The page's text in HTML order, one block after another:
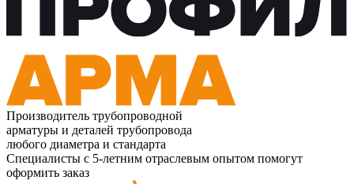
Производитель трубопроводной
арматуры и деталей трубопровода
любого диаметра и стандарта
Специалисты с 5-летним отраслевым опытом помогут
оформить заказ